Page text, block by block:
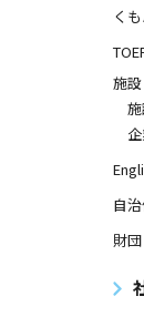
く
施
自
財